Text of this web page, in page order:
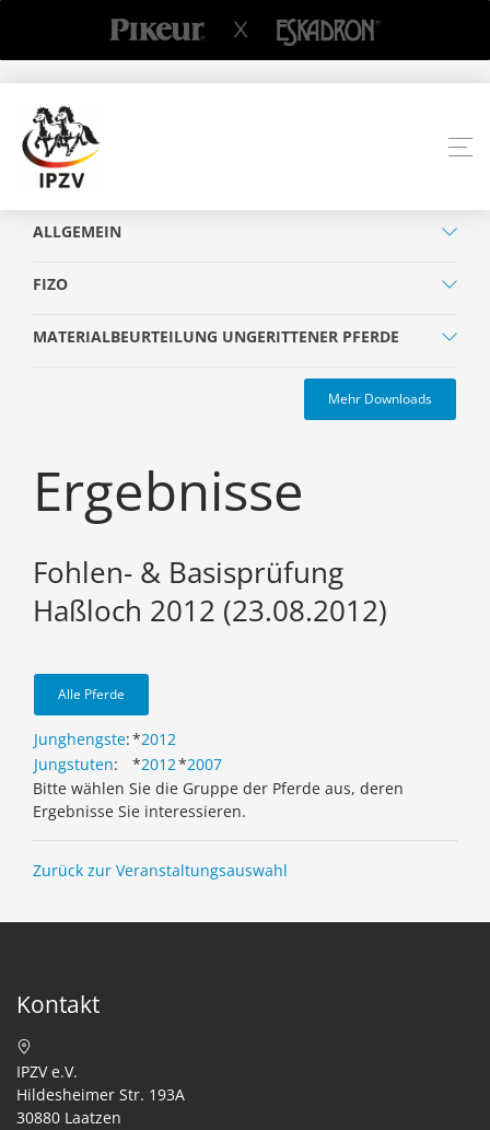
ALLGEMEIN
FIZO
MATERIALBEURTEILUNG UNGERITTENER PFERDE
Mehr Downloads
Ergebnisse
Fohlen- & Basisprüfung
Haßloch 2012 (23.08.2012)
Alle Pferde
Junghengste:*2012
Jungstuten: *2012*2007
Bitte wählen Sie die Gruppe der Pferde aus, deren
Ergebnisse Sie interessieren.
Zurück zur Veranstaltungsauswahl
Kontakt
IPZV e.V.
Hildesheimer Str. 193A
30880 Laatzen